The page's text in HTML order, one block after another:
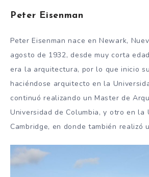
Peter Eisenman
Peter Eisenman nace en Newark,
agosto de 1932, desde muy corta
era la arquitectura, por lo que inicio
haciéndose arquitecto en la
continuó realizando un Master de
Universidad de Columbia, y otro en la
Cambridge, en donde también realizó